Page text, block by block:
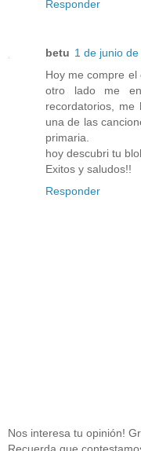
Responder
betu 1 de junio
Hoy me compre
otro lado me
recordatorios,
una de las
primaria.
hoy descubri tu
Exitos y saludos!!
Responder
Nos interesa tu opinión!
Recuerda que